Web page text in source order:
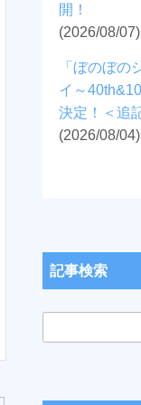
開！
(2026/08/07)
「ぼのぼの
イ～
決定！＜追
(2026/08/04)
記事検索